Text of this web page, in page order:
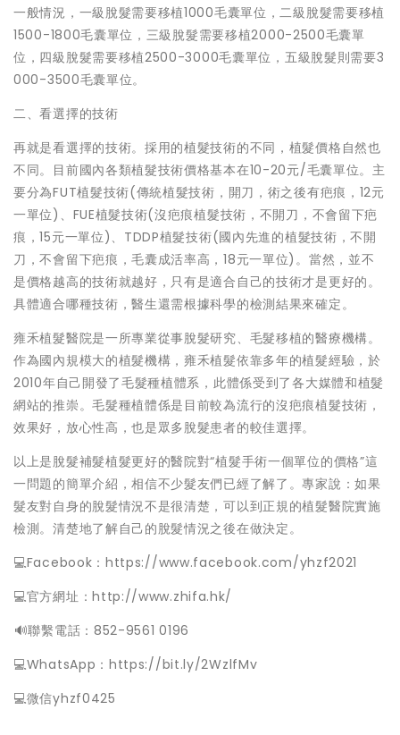
一般情況，一級脫髮需要移植1000毛囊單位，二級脫髮需要移植
1500-1800毛囊單位，三級脫髮需要移植2000-2500毛囊單
位，四級脫髮需要移植2500-3000毛囊單位，五級脫髮則需要3
000-3500毛囊單位。
二、看選擇的技術
再就是看選擇的技術。採用的植髮技術的不同，植髮價格自然也
不同。目前國內各類植髮技術價格基本在10-20元/毛囊單位。主
要分為FUT植髮技術(傳統植髮技術，開刀，術之後有疤痕，12元
一單位)、FUE植髮技術(沒疤痕植髮技術，不開刀，不會留下疤
痕，15元一單位)、TDDP植髮技術(國內先進的植髮技術，不開
刀，不會留下疤痕，毛囊成活率高，18元一單位)。當然，並不
是價格越高的技術就越好，只有是適合自己的技術才是更好的。
具體適合哪種技術，醫生還需根據科學的檢測結果來確定。
雍禾植髮醫院是一所專業從事脫髮研究、毛髮移植的醫療機構。
作為國內規模大的植髮機構，雍禾植髮依靠多年的植髮經驗，於
2010年自己開發了毛髮種植體系，此體係受到了各大媒體和植髮
網站的推崇。毛髮種植體係是目前較為流行的沒疤痕植髮技術，
效果好，放心性高，也是眾多脫髮患者的較佳選擇。
以上是脫髮補髮植髮更好的醫院對“植髮手術一個單位的價格”這
一問題的簡單介紹，相信不少髮友們已經了解了。專家說：如果
髮友對自身的脫髮情況不是很清楚，可以到正規的植髮醫院實施
檢測。清楚地了解自己的脫髮情況之後在做決定。
💻Facebook：https://www.facebook.com/yhzf2021
💻官方網址：http://www.zhifa.hk/
️🔊聯繫電話：852-9561 0196
💻WhatsApp：https://bit.ly/2WzlfMv
💻微信yhzf0425